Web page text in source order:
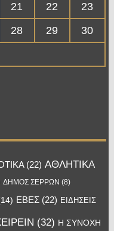
21 22
23
28 29
30
(22) ΑΘΛΗΤΙΚΑ
ΔΗΜΟΣ ΣΕΡΡΩΝ (8)
ΕΒΕΣ(22) ΕΙΔΗΣΕΙΣ
(32) Η ΣΥΝΟΧΗ